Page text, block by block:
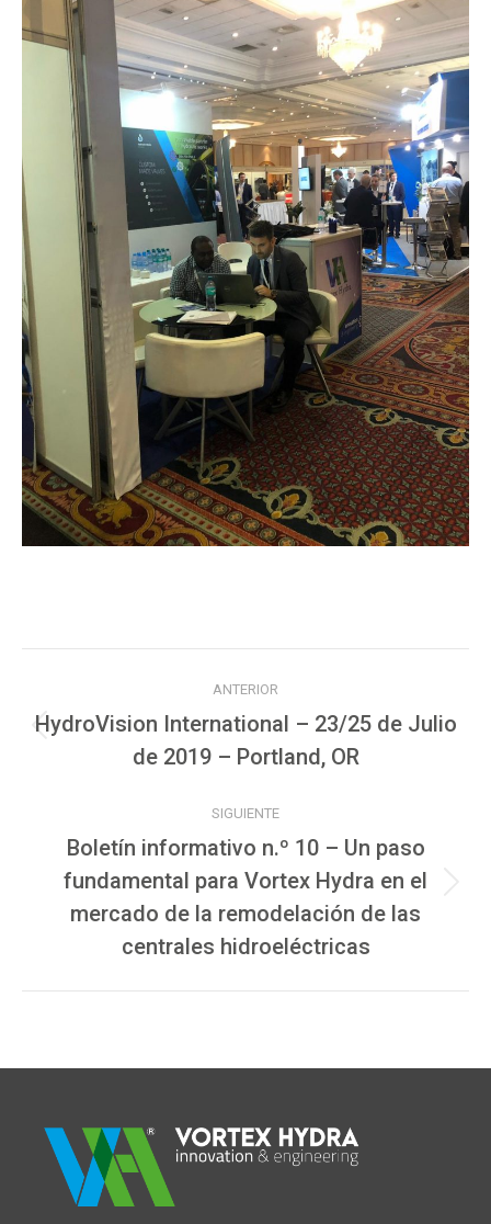
entre
publicaciones
ANTERIOR
Publicación
anterior:
HydroVision International – 23/25 de Julio
de 2019 – Portland, OR
SIGUIENTE
Publicación
siguiente:
Boletín informativo n.º 10 – Un paso
fundamental para Vortex Hydra en el
mercado de la remodelación de las
centrales hidroeléctricas